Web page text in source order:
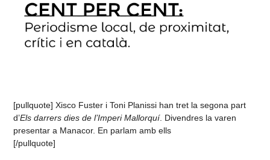
[pullquote] Xisco Fuster i Toni Planissi han tret la segona part
d’Els darrers dies de l’Imperi Mallorquí. Divendres la varen
presentar a Manacor. En parlam amb ells
[/pullquote]